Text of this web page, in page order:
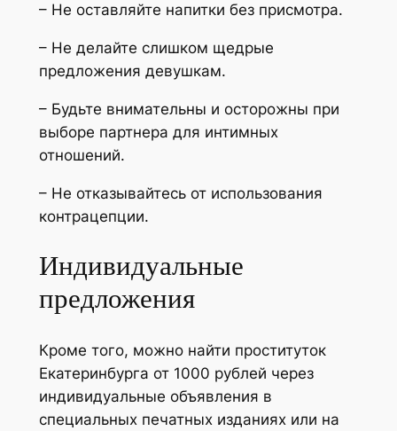
– Не оставляйте напитки без присмотра.
– Не делайте слишком щедрые
предложения девушкам.
– Будьте внимательны и осторожны при
выборе партнера для интимных
отношений.
– Не отказывайтесь от использования
контрацепции.
Индивидуальные
предложения
Кроме того, можно найти проституток
Екатеринбурга от 1000 рублей через
индивидуальные объявления в
специальных печатных изданиях или на